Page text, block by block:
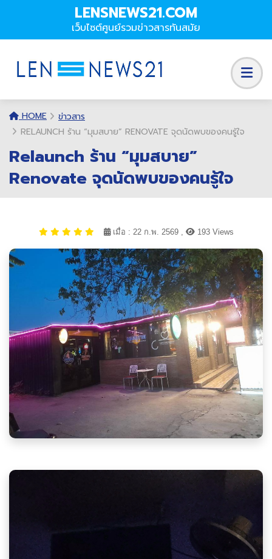
LENSNEWS21.COM
เว็บไซต์ศูนย์รวมข่าวสารทันสมัย
HOME
ข่าวสาร
RELAUNCH ร้าน “มุมสบาย” RENOVATE จุดนัดพบของคนรู้ใจ
Relaunch ร้าน “มุมสบาย”
Renovate จุดนัดพบของคนรู้ใจ
เมื่อ : 22 ก.พ. 2569 , 193 Views